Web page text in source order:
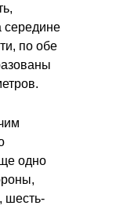
середине
по обе
одно
шесть-